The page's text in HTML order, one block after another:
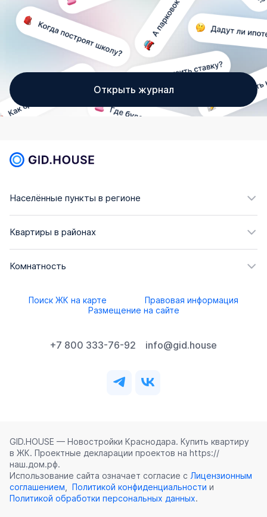
Открыть журнал
Населённые пункты в регионе
Квартиры в районах
Комнатность
Поиск ЖК на карте
Правовая информация
Размещение на сайте
+7 800 333-76-92 info@gid.house
GID.HOUSE — Новостройки Краснодара. Купить квартиру
в ЖК. Проектные декларации проектов на https://
наш.дом.рф.
Использование сайта означает согласие с Лицензионным
соглашением
Политикой конфиденциальности и
Политикой обработки персональных данных.